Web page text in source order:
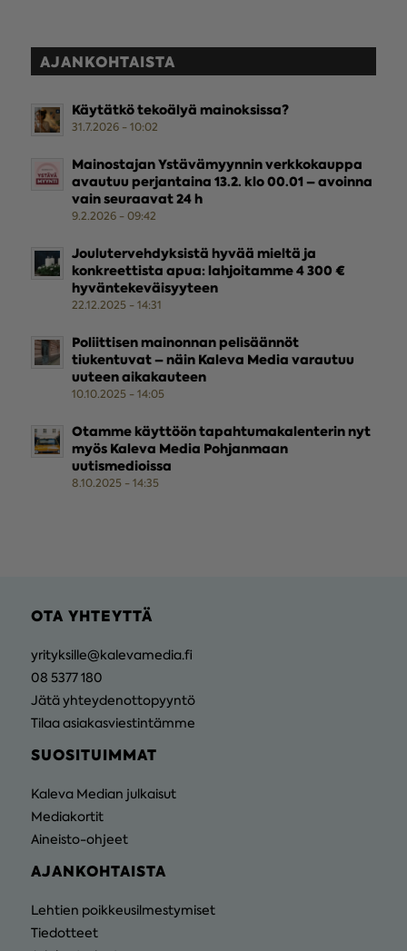
AJANKOHTAISTA
Käytätkö tekoälyä mainoksissa?
31.7.2026 - 10:02
Mainostajan Ystävämyynnin verkkokauppa
avautuu perjantaina 13.2. klo 00.01 – avoinna
vain seuraavat 24 h
9.2.2026 - 09:42
Joulutervehdyksistä hyvää mieltä ja
konkreettista apua: lahjoitamme 4 300 €
hyväntekeväisyyteen
22.12.2025 - 14:31
Poliittisen mainonnan pelisäännöt
tiukentuvat – näin Kaleva Media varautuu
uuteen aikakauteen
10.10.2025 - 14:05
Otamme käyttöön tapahtumakalenterin nyt
myös Kaleva Media Pohjanmaan
uutismedioissa
8.10.2025 - 14:35
OTA YHTEYTTÄ
yrityksille@kalevamedia.fi
08 5377 180
Jätä yhteydenottopyyntö
Tilaa asiakasviestintämme
SUOSITUIMMAT
Kaleva Median julkaisut
Mediakortit
Aineisto-ohjeet
AJANKOHTAISTA
Lehtien poikkeusilmestymiset
Tiedotteet